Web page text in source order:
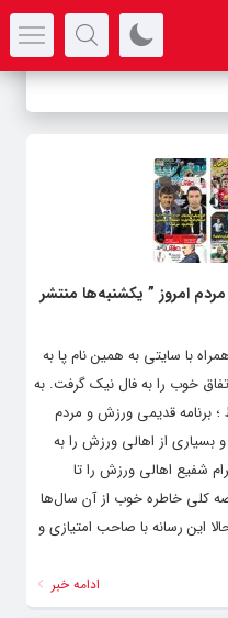
امروز ” یکشنبه‌ها منتشر
با سایتی به همین نام پا به
خوب را به فال نیک گرفت. به
برنامه قدیمی ورزش و مردم
بسیاری از اهالی ورزش را به
شفیع اهالی ورزش را تا
کلی خاطره خوب از آن سال‌ها
این رسانه با صاحب امتیازی و
ادامه خبر